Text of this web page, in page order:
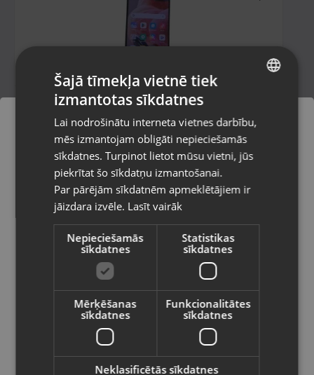
Xiaomi Redmi Note 12 128GB 4GB RAM
Rīga, Mārupes iela 3
Stāvoklis Mazlietots (Garantija 12 mēneši)
80.00€
/mēn.
Xiaomi Poco F3 256GB
Pasūtījumi tiks piegādāti uz
izvēlēto valsti
Vietnes saturs būs attēlots izvēlētajā
valodā
Valsts
Latviešu / Latvian
RUSSIAN
Šajā tīmekļa vietnē tiek
izmantotas sīkdatnes
Lai nodrošinātu interneta vietnes darbību,
mēs izmantojam obligāti nepieciešamās
sīkdatnes. Turpinot lietot mūsu vietni, jūs
piekrītat šo sīkdatņu izmantošanai.
Par pārējām sīkdatnēm apmeklētājiem ir
jāizdara izvēle. Lasīt vairāk
Nepieciešamās
sīkdatnes
Statistikas
sīkdatnes
Mērķēšanas
sīkdatnes
Funkcionalitātes
sīkdatnes
Neklasificētās sīkdatnes